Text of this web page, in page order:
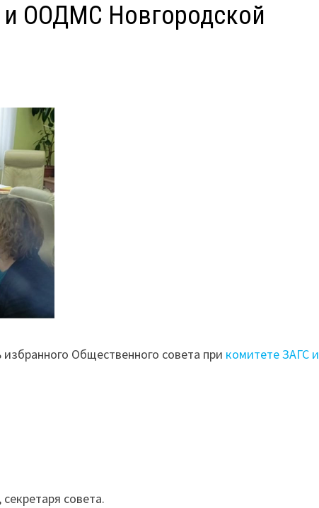
и ООДМС Новгородской
Общественного совета при комитете ЗАГС и
совета.